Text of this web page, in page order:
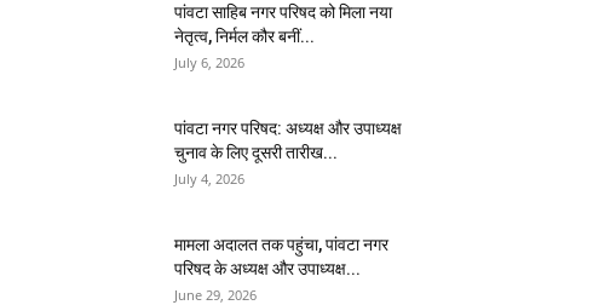
पांवटा साहिब नगर परिषद को मिला नया
नेतृत्व, निर्मल कौर बनीं...
July 6, 2026
पांवटा नगर परिषद: अध्यक्ष और उपाध्यक्ष
चुनाव के लिए दूसरी तारीख...
July 4, 2026
मामला अदालत तक पहुंचा, पांवटा नगर
परिषद के अध्यक्ष और उपाध्यक्ष...
June 29, 2026